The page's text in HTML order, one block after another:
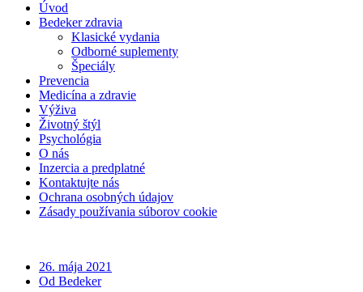
Úvod
Bedeker zdravia
Klasické vydania
Odborné suplementy
Špeciály
Prevencia
Medicína a zdravie
Výživa
Životný štýl
Psychológia
O nás
Inzercia a predplatné
Kontaktujte nás
Ochrana osobných údajov
Zásady používania súborov cookie
26. mája 2021
Od Bedeker